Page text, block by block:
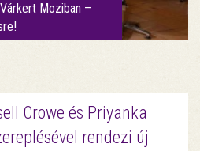
Moziban –
Crowe és Priyanka
rendezi új